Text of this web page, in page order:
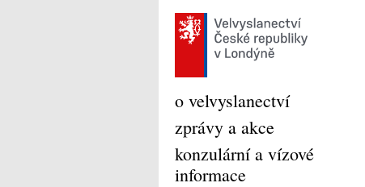
o velvyslanectví
zprávy a akce
konzulární a vízové
informace